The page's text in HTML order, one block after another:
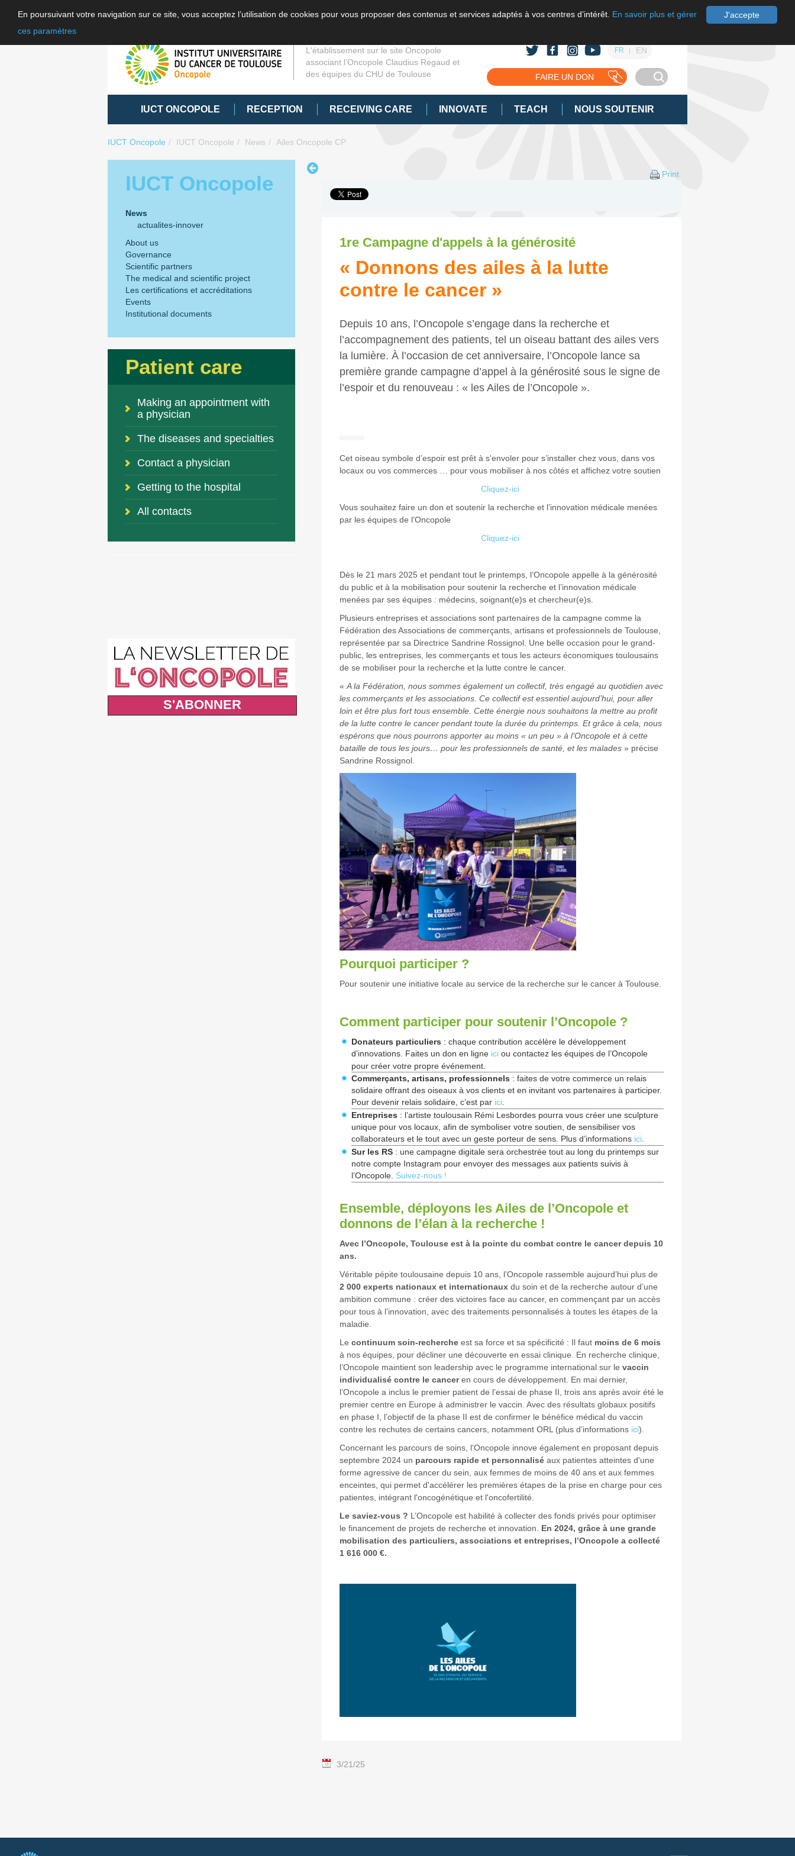
J'accepte
En poursuivant votre navigation sur ce site, vous acceptez l’utilisation de cookies pour vous proposer des contenus et services adaptés à vos centres d’intérêt. En savoir plus et gérer
ces paramètres
L'établissement sur le site Oncopole
associant l’Oncopole Claudius Regaud et
des équipes du CHU de Toulouse
FR EN
FAIRE UN DON
IUCT ONCOPOLE RECEPTION RECEIVING CARE INNOVATE TEACH NOUS SOUTENIR
IUCT Oncopole IUCT Oncopole News Ailes Oncopole CP
IUCT Oncopole
News
actualites-innover
About us
Governance
Scientific partners
The medical and scientific project
Les certifications et accréditations
Events
Institutional documents
Patient care
Making an appointment with
a physician
The diseases and specialties
Contact a physician
Getting to the hospital
All contacts
S'ABONNER
Print
1re Campagne d'appels à la générosité
« Donnons des ailes à la lutte
contre le cancer »
Depuis 10 ans, l’Oncopole s’engage dans la recherche et
l’accompagnement des patients, tel un oiseau battant des ailes vers
la lumière. À l’occasion de cet anniversaire, l’Oncopole lance sa
première grande campagne d’appel à la générosité sous le signe de
l’espoir et du renouveau : « les Ailes de l’Oncopole ».
Cet oiseau symbole d’espoir est prêt à s'envoler pour s’installer chez vous, dans vos
locaux ou vos commerces … pour vous mobiliser à nos côtés et affichez votre soutien
Cliquez-ici
Vous souhaitez faire un don et soutenir la recherche et l’innovation médicale menées
par les équipes de l’Oncopole
Cliquez-ici
Dès le 21 mars 2025 et pendant tout le printemps, l’Oncopole appelle à la générosité
du public et à la mobilisation pour soutenir la recherche et l’innovation médicale
menées par ses équipes : médecins, soignant(e)s et chercheur(e)s.
Plusieurs entreprises et associations sont partenaires de la campagne comme la
Fédération des Associations de commerçants, artisans et professionnels de Toulouse,
représentée par sa Directrice Sandrine Rossignol. Une belle occasion pour le grand-
public, les entreprises, les commerçants et tous les acteurs économiques toulousains
de se mobiliser pour la recherche et la lutte contre le cancer.
« A la Fédération, nous sommes également un collectif, très engagé au quotidien avec
les commerçants et les associations. Ce collectif est essentiel aujourd’hui, pour aller
loin et être plus fort tous ensemble. Cette énergie nous souhaitons la mettre au profit
de la lutte contre le cancer pendant toute la durée du printemps. Et grâce à cela, nous
espérons que nous pourrons apporter au moins « un peu » à l’Oncopole et à cette
bataille de tous les jours… pour les professionnels de santé, et les malades» précise
Sandrine Rossignol.
Pourquoi participer ?
Pour soutenir une initiative locale au service de la recherche sur le cancer à Toulouse.
Comment participer pour soutenir l’Oncopole ?
Donateurs particuliers : chaque contribution accélère le développement
d’innovations. Faites un don en ligne iciou contactez les équipes de l’Oncopole
pour créer votre propre événement.
Commerçants, artisans, professionnels : faites de votre commerce un relais
solidaire offrant des oiseaux à vos clients et en invitant vos partenaires à participer.
Pour devenir relais solidaire, c’est par ici.
Entreprises : l’artiste toulousain Rémi Lesbordes pourra vous créer une sculpture
unique pour vos locaux, afin de symboliser votre soutien, de sensibiliser vos
collaborateurs et le tout avec un geste porteur de sens. Plus d’informations ici.
Sur les RS: une campagne digitale sera orchestrée tout au long du printemps sur
notre compte Instagram pour envoyer des messages aux patients suivis à
l’Oncopole. Suivez-nous !
Ensemble, déployons les Ailes de l’Oncopole et
donnons de l’élan à la recherche !
Avec l’Oncopole, Toulouse est à la pointe du combat contre le cancer depuis 10
ans.
Véritable pépite toulousaine depuis 10 ans, l’Oncopole rassemble aujourd’hui plus de
2 000 experts nationaux et internationauxdu soin et de la recherche autour d’une
ambition commune : créer des victoires face au cancer, en commençant par un accès
pour tous à l’innovation, avec des traitements personnalisés à toutes les étapes de la
maladie.
Le continuum soin-rechercheest sa force et sa spécificité : Il faut moins de 6 mois
à nos équipes, pour décliner une découverte en essai clinique. En recherche clinique,
l’Oncopole maintient son leadership avec le programme international sur le vaccin
individualisé contre le canceren cours de développement. En mai dernier,
l’Oncopole a inclus le premier patient de l’essai de phase II, trois ans après avoir été le
premier centre en Europe à administrer le vaccin. Avec des résultats globaux positifs
en phase I, l’objectif de la phase II est de confirmer le bénéfice médical du vaccin
contre les rechutes de certains cancers, notamment ORL (plus d’informations ici).
Concernant les parcours de soins, l’Oncopole innove également en proposant depuis
septembre 2024 un parcours rapide et personnaliséaux patientes atteintes d'une
forme agressive de cancer du sein, aux femmes de moins de 40 ans et aux femmes
enceintes, qui permet d'accélérer les premières étapes de la prise en charge pour ces
patientes, intégrant l'oncogénétique et l'oncofertilité.
Le saviez-vous ? L’Oncopole est habilité à collecter des fonds privés pour optimiser
le financement de projets de recherche et innovation. En 2024, grâce à une grande
mobilisation des particuliers, associations et entreprises, l’Oncopole a collecté
1 616 000 €.
3/21/25